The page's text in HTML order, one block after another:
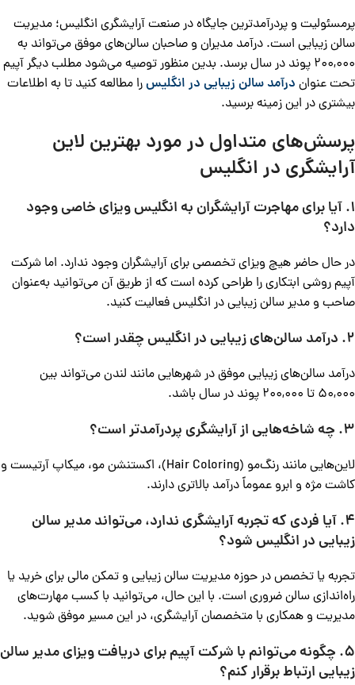
پرمسئولیت و پردرآمدترین جایگاه در صنعت آرایشگری انگلیس؛ مدیریت
سالن زیبایی است. درآمد مدیران و صاحبان سالن‌های موفق می‌تواند به
200,000 پوند در سال برسد. بدین منظور توصیه می‌شود مطلب دیگر آپیم
تحت عنوان درآمد سالن زیبایی در انگلیسرا مطالعه کنید تا به اطلاعات
بیشتری در این زمینه برسید.
پرسش‌های متداول در مورد بهترین لاین‌
آرایشگری در انگلیس
1. آیا برای مهاجرت آرایشگران به انگلیس ویزای خاصی وجود
دارد؟
در حال حاضر هیچ ویزای تخصصی برای آرایشگران وجود ندارد. اما شرکت
آپیم روشی ابتکاری را طراحی کرده است که از طریق آن می‌توانید به‌عنوان
صاحب و مدیر سالن زیبایی در انگلیس فعالیت کنید.
2. درآمد سالن‌های زیبایی در انگلیس چقدر است؟
درآمد سالن‌های زیبایی موفق در شهرهایی مانند لندن می‌تواند بین
50,000 تا 200,000 پوند در سال باشد.
3. چه شاخه‌هایی از آرایشگری پردرآمدتر است؟
لاین‌هایی مانند رنگ‌مو (Hair Coloring)، اکستنشن مو، میکاپ آرتیست و
کاشت مژه و ابرو عموماً درآمد بالاتری دارند.
4. آیا فردی که تجربه آرایشگری ندارد، می‌تواند مدیر سالن
زیبایی در انگلیس شود؟
تجربه یا تخصص در حوزه مدیریت سالن زیبایی و تمکن مالی برای خرید یا
راه‌اندازی سالن ضروری است. با این حال، می‌توانید با کسب مهارت‌های
مدیریت و همکاری با متخصصان آرایشگری، در این مسیر موفق شوید.
5. چگونه می‌توانم با شرکت آپیم برای دریافت ویزای مدیر سالن
زیبایی ارتباط برقرار کنم؟